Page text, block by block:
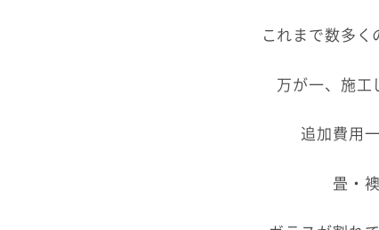
これまで数多く
万が一、施工
追加費用
畳・